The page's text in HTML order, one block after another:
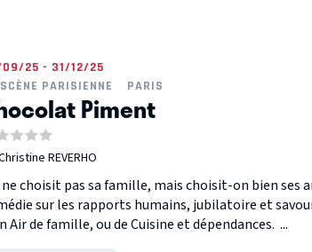
25 - 31/12/25
PARISIENNE
PARIS
Piment
REVERHO
choisit pas sa famille, mais choisit-on bien ses
sur les rapports humains, jubilatoire et
Air de famille, ou de Cuisine et dépendances. ...